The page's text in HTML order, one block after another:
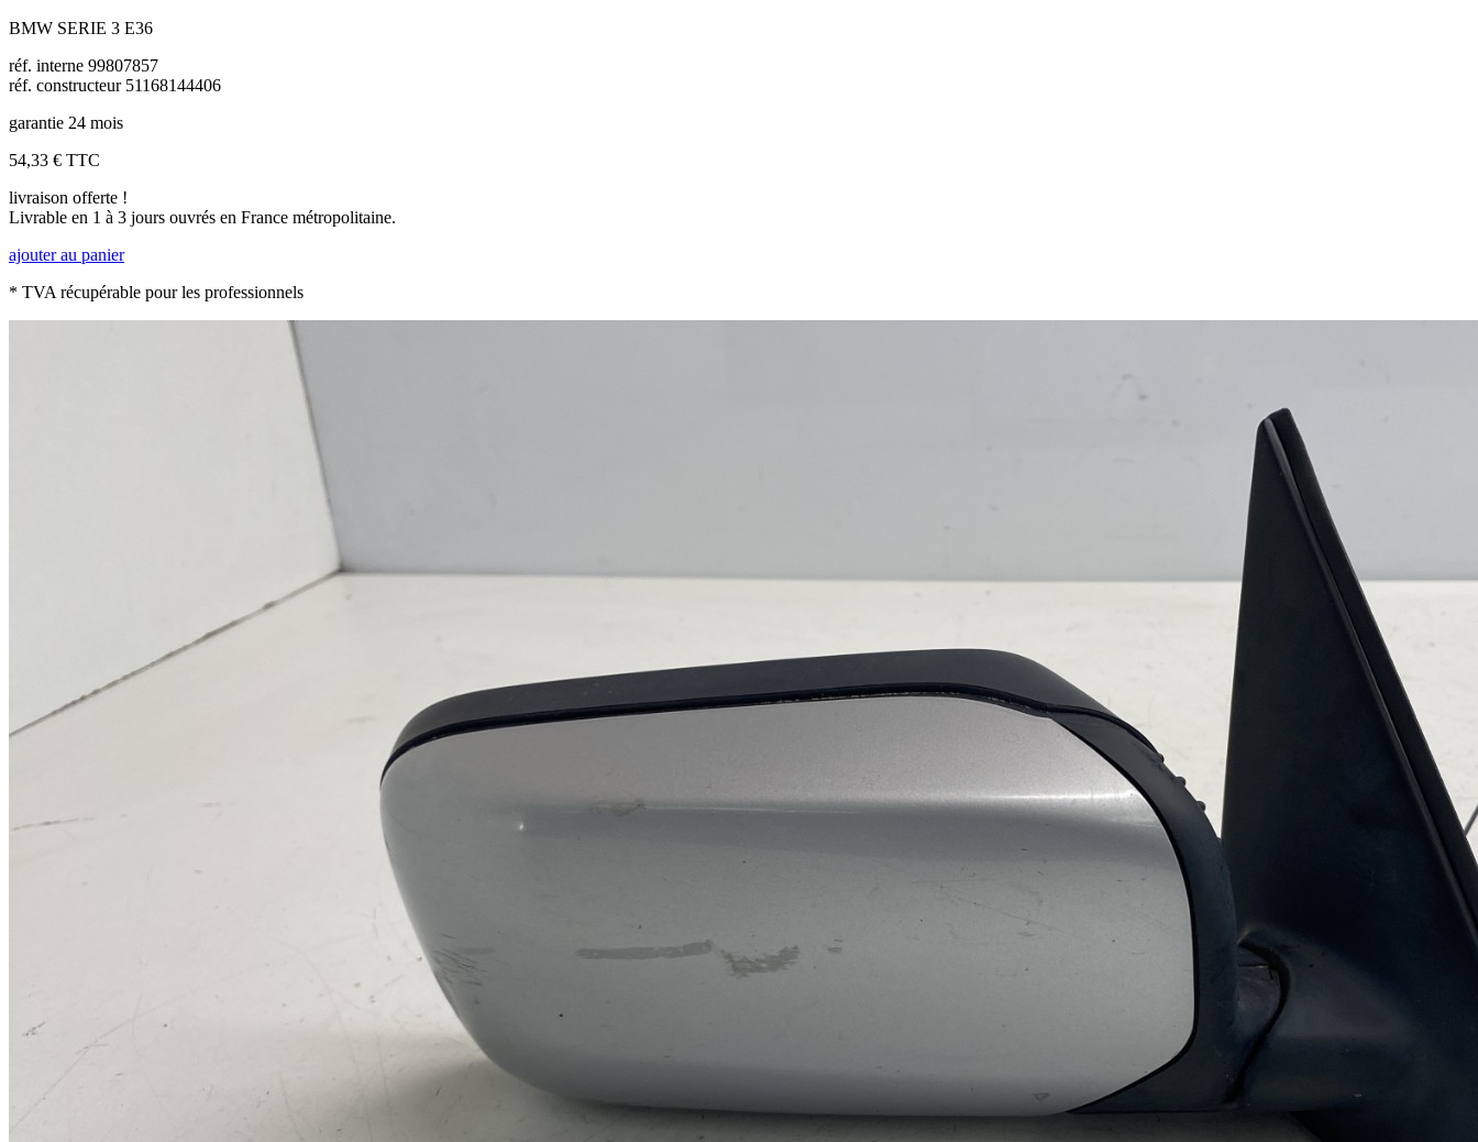
BMW SERIE 3 E36
réf. interne 99807857
réf. constructeur 51168144406
garantie 24 mois
54,33 € TTC
livraison offerte !
Livrable en 1 à 3 jours ouvrés en France métropolitaine.
ajouter au panier
* TVA récupérable pour les professionnels